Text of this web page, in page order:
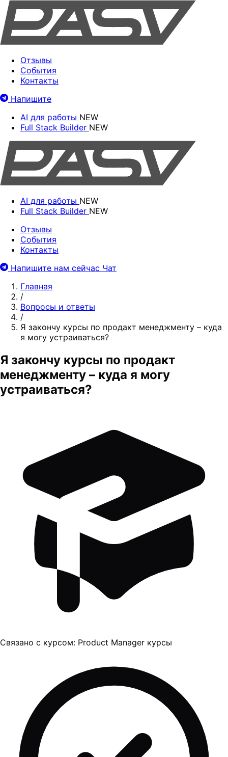
Отзывы
События
Контакты
Напишите
AI для работы NEW
Full Stack Builder NEW
AI для работы NEW
Full Stack Builder NEW
Отзывы
События
Контакты
Напишите нам сейчас Чат
Главная
/
Вопросы и ответы
/
Я закончу курсы по продакт менеджменту – куда
я могу устраиваться?
Я закончу курсы по продакт
менеджменту – куда я могу
устраиваться?
Связано с курсом: Product Manager курсы